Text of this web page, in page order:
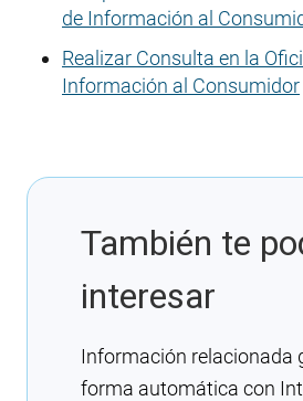
de Información al
Realizar Consulta en la
Información al Consumidor
También te
interesar
Información relacionada
forma automática con